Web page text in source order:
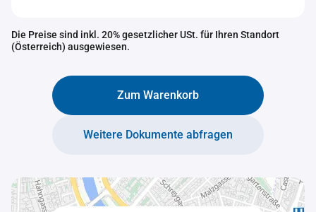
Die Preise sind inkl. 20% gesetzlicher USt. für Ihren Standort
(Österreich) ausgewiesen.
Zum Warenkorb
Weitere Dokumente abfragen